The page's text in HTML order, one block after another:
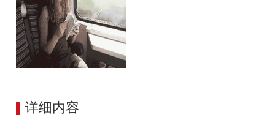
详细内容